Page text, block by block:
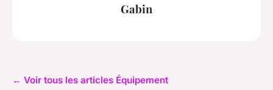
Gabin
← Voir tous les articles Équipement